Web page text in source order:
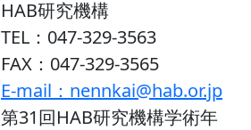
HAB研究機構
TEL：047-329-3563
FAX：047-329-3565
E-mail：nennkai@hab.or.jp
第31回HAB研究機構学術年